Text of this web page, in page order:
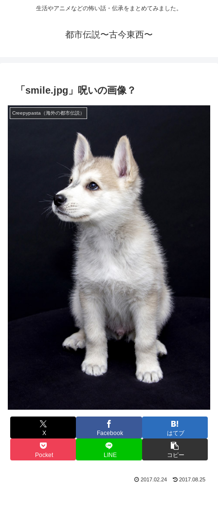
生活やアニメなどの怖い話・伝承をまとめてみました。
都市伝説〜古今東西〜
「smile.jpg」呪いの画像？
Creepypasta（海外の都市伝説）
X Facebook はてブ
Pocket LINE コピー
2017.02.24 2017.08.25